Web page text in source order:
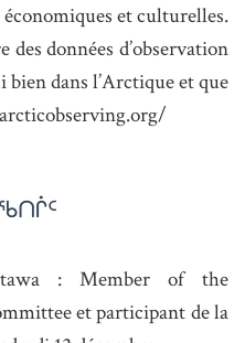
et culturelles.
des données d’observation
bien dans l’Arctique et que
: Member of the
et participant de la